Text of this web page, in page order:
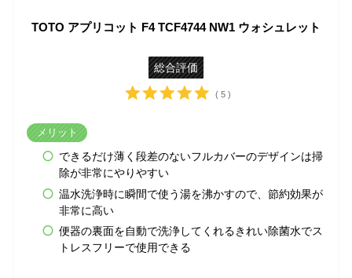
TOTO アプリコット F4 TCF4744 NW1 ウォシュレット
総合評価
( 5 )
メリット
できるだけ薄く段差のないフルカバーのデザインは掃
除が非常にやりやすい
温水洗浄時に瞬間で使う湯を沸かすので、節約効果が
非常に高い
便器の裏面を自動で洗浄してくれるきれい除菌水でス
トレスフリーで使用できる